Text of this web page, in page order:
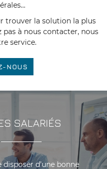
UNE
Béziers : 04 67
trouver la solution la plus
pas à nous contacter, nous
service.
NOUS
SALARIÉS
disposer d’une bonne